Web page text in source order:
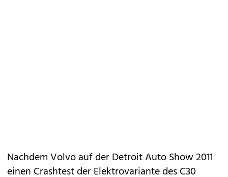
NachdemVolvoauf derDetroit Auto Show 2011
einen Crashtest derElektrovariante des C30